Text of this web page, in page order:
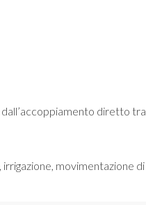
diretto tra
movimentazione di